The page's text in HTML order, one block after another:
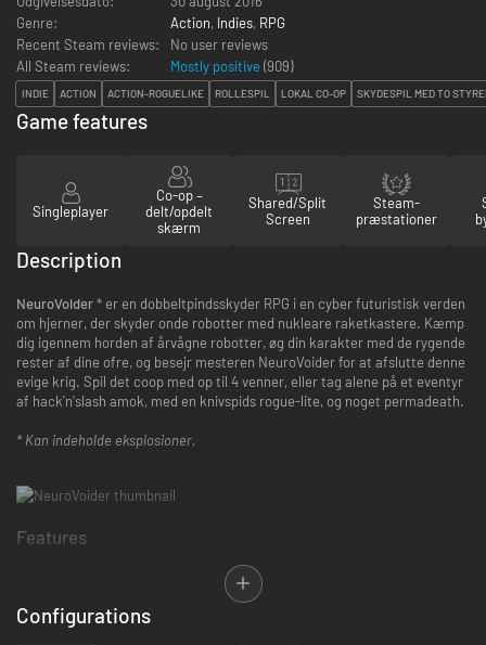
Genre:
Action, Indies, RPG
Recent Steam reviews:
No user reviews
All Steam reviews:
Mostly positive (909)
INDIE ACTION ACTION-ROGUELIKE ROLLESPIL LOKAL CO-OP SKYDESPIL MED TO
Game features
Singleplayer
Co-op –
delt/opdelt
skærm
Shared/Split
Screen
Steam-
præstationer
Description
NeuroVoider* er en dobbeltpindsskyder RPG i en cyber futuristisk verden
om hjerner, der skyder onde robotter med nukleare raketkastere. Kæmp
dig igennem horden af årvågne robotter, øg din karakter med de rygende
rester af dine ofre, og besejr mesteren NeuroVoider for at afslutte denne
evige krig. Spil det coop med op til 4 venner, eller tag alene på et eventyr
af hack'n'slash amok, med en knivspids rogue-lite, og noget permadeath.
* Kan indeholde eksplosioner.
Features
Actionpakket top-down skydning. Kan inkludere eksplosioner.
Lokal multiplayer op til 4 spillere. Total bur hærgen.
Proceduremæssigt genereret indhold og farer. Håber du har ikke
Configurations